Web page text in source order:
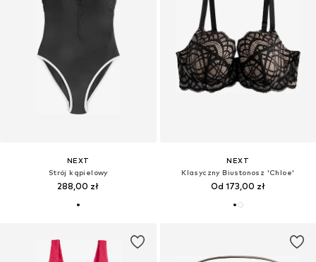
NEXT
Strój kąpielowy
288,00 zł
NEXT
Klasyczny Biustonosz 'Chloe'
Od 173,00 zł